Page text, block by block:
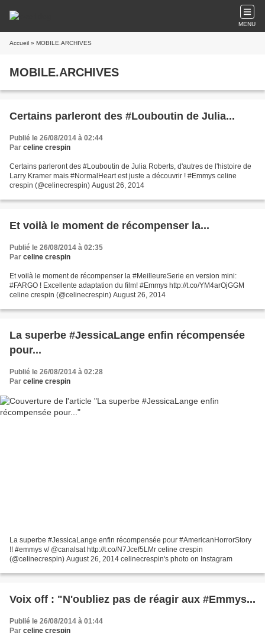
MENU
Accueil » MOBILE.ARCHIVES
MOBILE.ARCHIVES
Certains parleront des #Louboutin de Julia...
Publié le 26/08/2014 à 02:44
Par celine crespin
Certains parleront des #Louboutin de Julia Roberts, d'autres de l'histoire de
Larry Kramer mais #NormalHeart est juste a découvrir ! #Emmys celine
crespin (@celinecrespin) August 26, 2014
Et voilà le moment de récompenser la...
Publié le 26/08/2014 à 02:35
Par celine crespin
Et voilà le moment de récompenser la #MeilleureSerie en version mini:
#FARGO ! Excellente adaptation du film! #Emmys http://t.co/YM4arOjGGM
celine crespin (@celinecrespin) August 26, 2014
La superbe #JessicaLange enfin récompensée
pour...
Publié le 26/08/2014 à 02:28
Par celine crespin
La superbe #JessicaLange enfin récompensée pour #AmericanHorrorStory
!! #emmys v/ @canalsat http://t.co/N7Jcef5LMr celine crespin
(@celinecrespin) August 26, 2014 celinecrespin's photo on Instagram
Voix off : "N'oubliez pas de réagir aux #Emmys...
Publié le 26/08/2014 à 01:44
Par celine crespin